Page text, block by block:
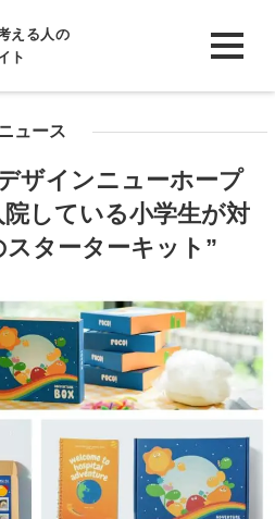
える人の
ト
ュース
ザインニューホープ
している小学生が対
ターターキット”